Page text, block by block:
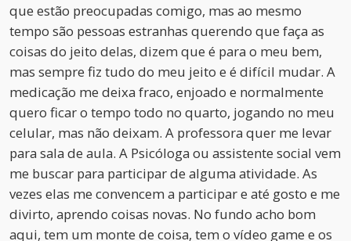
que estão preocupadas comigo, mas ao mesmo
tempo são pessoas estranhas querendo que faça as
coisas do jeito delas, dizem que é para o meu bem,
mas sempre fiz tudo do meu jeito e é difícil mudar. A
medicação me deixa fraco, enjoado e normalmente
quero ficar o tempo todo no quarto, jogando no meu
celular, mas não deixam. A professora quer me levar
para sala de aula. A Psicóloga ou assistente social vem
me buscar para participar de alguma atividade. As
vezes elas me convencem a participar e até gosto e me
divirto, aprendo coisas novas. No fundo acho bom
aqui, tem um monte de coisa, tem o vídeo game e os